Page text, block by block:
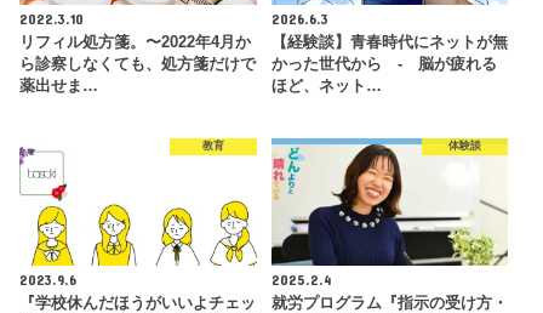
2022.3.10
リフィル処方箋。〜2022年4月か
ら診察しなくても、処方箋だけで
薬出せま…
2026.6.3
【経験談】青春時代にネットが無
かった世代から - 脳が疲れる
ほど、ネット…
教育
2023.9.6
『学校休んだほうがいいよチェッ
体験談
2025.2.4
就労プログラム『指示の受け方・